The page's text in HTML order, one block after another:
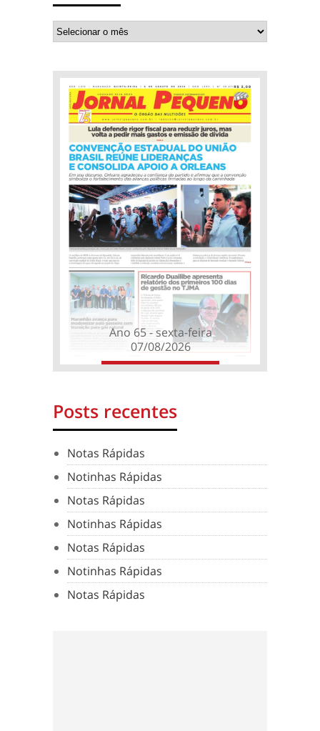
Ano 65 - sexta-feira
07/08/2026
Posts recentes
Notas Rápidas
Notinhas Rápidas
Notas Rápidas
Notinhas Rápidas
Notas Rápidas
Notinhas Rápidas
Notas Rápidas